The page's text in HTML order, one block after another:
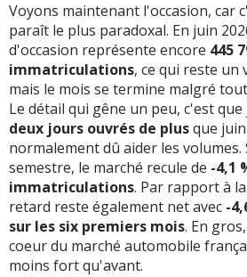
Voyons maintenant l'occasion, car
paraît le plus paradoxal. En juin
d'occasion représente encore 445
immatriculations, ce qui reste un
mais le mois se termine malgré
Le détail qui gêne un peu, c'est
deux jours ouvrés de plusque
normalement dû aider les
semestre, le marché recule de -4,1
immatriculations. Par rapport à
retard reste également net avec -
sur les six premiers mois. En
coeur du marché automobile
moins fort qu'avant.